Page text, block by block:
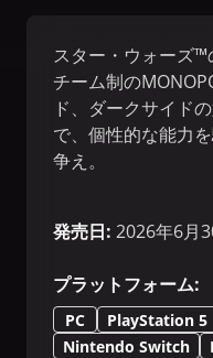
スター・ウォーズ
チーム制の
ド、ダークサイド
で、個性的な能力
争え。
発売日: 2026年6月
プラットフォーム:
PC PlayStation 5
Nintendo Switch